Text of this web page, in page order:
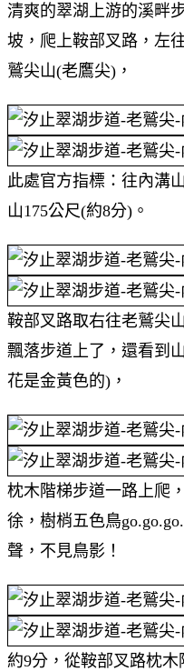
清爽的翠湖上游的溪畔
坡，爬上鞍部叉路，左
鷲尖山(老鷹尖)，
此處官方指標：往內溝
山175公尺(約8分)。
鞍部叉路取右往老鷲尖
飄落步道上了，還看到
花是金黃色的)，
枕木階梯步道一路上爬
徐，樹梢五色鳥
聲，不見鳥影！
約9分，從鞍部叉路枕